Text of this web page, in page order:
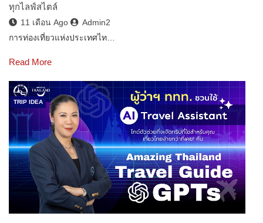
ทุกไลฟ์สไตล์
11 เดือน Ago
Admin2
การท่องเที่ยวแห่งประเทศไท…
Read More
TRIP IDEA